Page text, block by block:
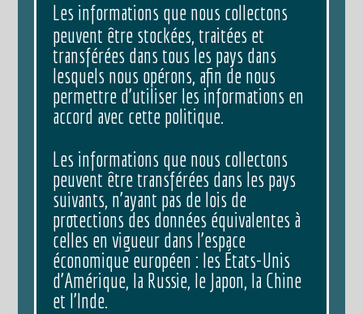
Les informations que nous collectons
peuvent être stockées, traitées et
transférées dans tous les pays dans
lesquels nous opérons, afin de nous
permettre d’utiliser les informations en
accord avec cette politique.
Les informations que nous collectons
peuvent être transférées dans les pays
suivants, n’ayant pas de lois de
protections des données équivalentes à
celles en vigueur dans l’espace
économique européen : les États-Unis
d’Amérique, la Russie, le Japon, la Chine
et l’Inde.